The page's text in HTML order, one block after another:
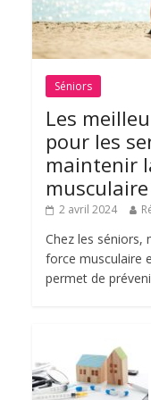
Séniors
Les
pour les
maintenir
2 avril 2024
Chez les séniors,
force musculaire
permet de